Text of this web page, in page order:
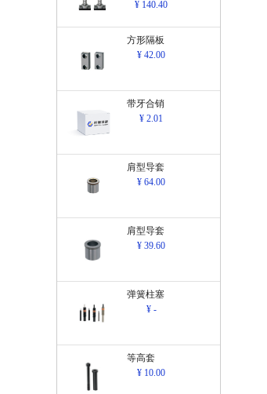
¥ 140.40
方形隔板
¥ 42.00
带牙合销
¥ 2.01
肩型导套
¥ 64.00
肩型导套
¥ 39.60
弹簧柱塞
¥ -
等高套
¥ 10.00